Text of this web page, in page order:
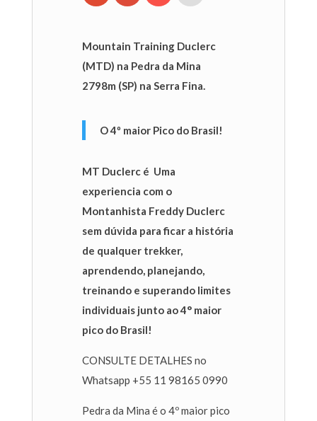
Mountain Training Duclerc
(MTD) na Pedra da Mina
2798m (SP) na Serra Fina.
O 4º maior Pico do Brasil!
MT Duclerc é Uma
experiencia com o
Montanhista Freddy Duclerc
sem dúvida para ficar a história
de qualquer trekker,
aprendendo, planejando,
treinando e superando limites
individuais junto ao 4° maior
pico do Brasil!
CONSULTE DETALHES no
Whatsapp +55 11 98165 0990
Pedra da Mina é o 4º maior pico